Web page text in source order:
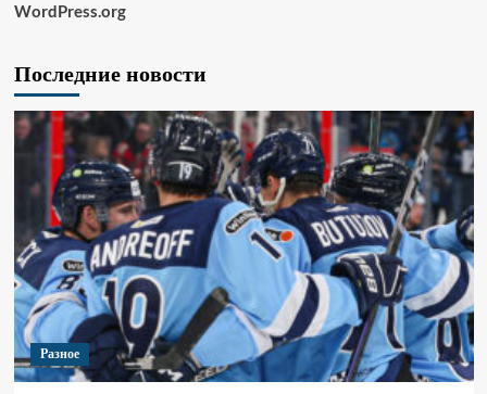
WordPress.org
Последние новости
Разное